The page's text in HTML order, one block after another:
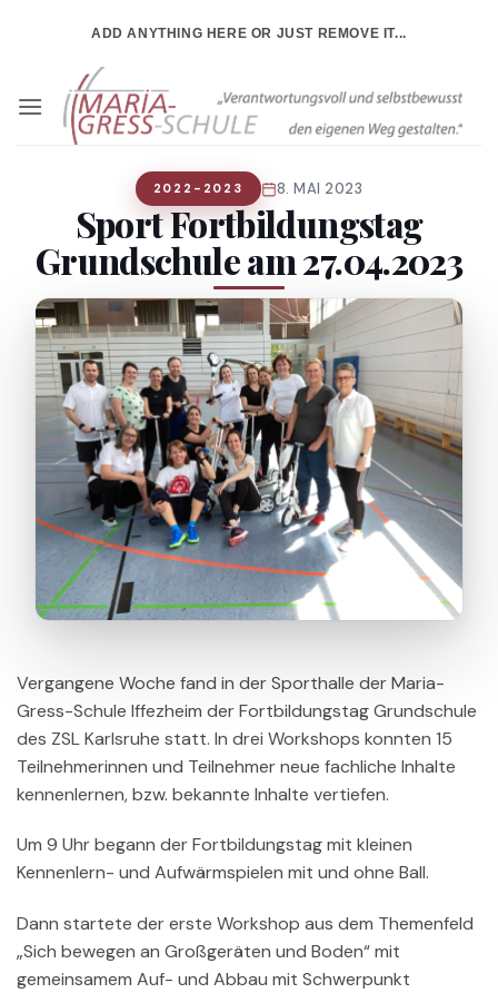
ADD ANYTHING HERE OR JUST REMOVE IT...
2022-2023 8. MAI 2023
Sport Fortbildungstag
Grundschule am 27.04.2023
Vergangene Woche fand in der Sporthalle der Maria-
Gress-Schule Iffezheim der Fortbildungstag Grundschule
des ZSL Karlsruhe statt. In drei Workshops konnten 15
Teilnehmerinnen und Teilnehmer neue fachliche Inhalte
kennenlernen, bzw. bekannte Inhalte vertiefen.
Um 9 Uhr begann der Fortbildungstag mit kleinen
Kennenlern- und Aufwärmspielen mit und ohne Ball.
Dann startete der erste Workshop aus dem Themenfeld
„Sich bewegen an Großgeräten und Boden“ mit
gemeinsamem Auf- und Abbau mit Schwerpunkt